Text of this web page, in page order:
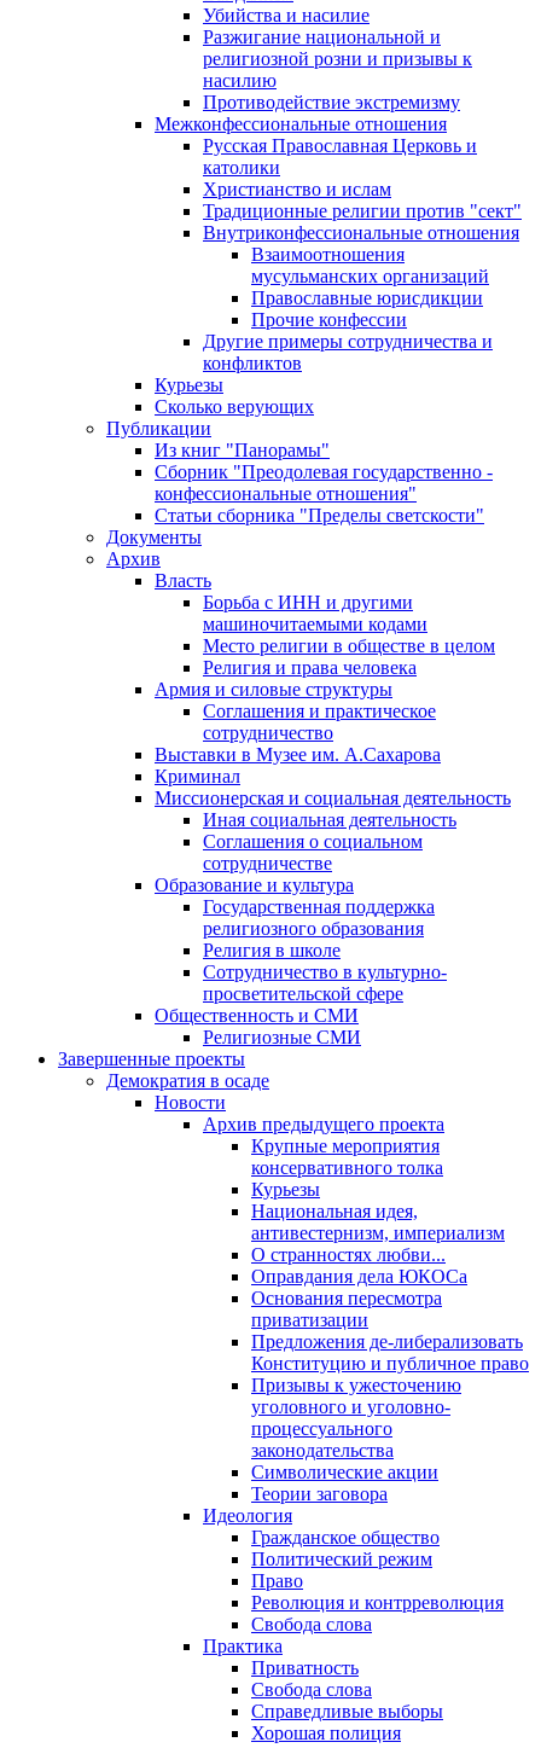
Убийства и насилие
Разжигание национальной и
религиозной розни и призывы к
насилию
Противодействие экстремизму
Межконфессиональные отношения
Русская Православная Церковь и
католики
Христианство и ислам
Традиционные религии против "сект"
Внутриконфессиональные отношения
Взаимоотношения
мусульманских организаций
Православные юрисдикции
Прочие конфессии
Другие примеры сотрудничества и
конфликтов
Курьезы
Сколько верующих
Публикации
Из книг "Панорамы"
Сборник "Преодолевая государственно -
конфессиональные отношения"
Статьи сборника "Пределы светскости"
Документы
Архив
Власть
Борьба с ИНН и другими
машиночитаемыми кодами
Место религии в обществе в целом
Религия и права человека
Армия и силовые структуры
Соглашения и практическое
сотрудничество
Выставки в Музее им. А.Сахарова
Криминал
Миссионерская и социальная деятельность
Иная социальная деятельность
Соглашения о социальном
сотрудничестве
Образование и культура
Государственная поддержка
религиозного образования
Религия в школе
Сотрудничество в культурно-
просветительской сфере
Общественность и СМИ
Религиозные СМИ
Завершенные проекты
Демократия в осаде
Новости
Архив предыдущего проекта
Крупные мероприятия
консервативного толка
Курьезы
Национальная идея,
антивестернизм, империализм
О странностях любви...
Оправдания дела ЮКОСа
Основания пересмотра
приватизации
Предложения де-либерализовать
Конституцию и публичное право
Призывы к ужесточению
уголовного и уголовно-
процессуального
законодательства
Символические акции
Теории заговора
Идеология
Гражданское общество
Политический режим
Право
Революция и контрреволюция
Свобода слова
Практика
Приватность
Свобода слова
Справедливые выборы
Хорошая полиция